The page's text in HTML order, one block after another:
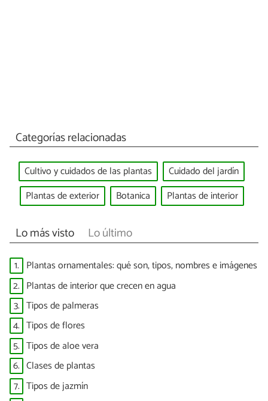
Categorías relacionadas
Cultivo y cuidados de las plantas
Cuidado del jardín
Plantas de exterior
Botanica Plantas de interior
Lo más visto Lo último
1. Plantas ornamentales: qué son, tipos, nombres e imágenes
2. Plantas de interior que crecen en agua
3. Tipos de palmeras
4. Tipos de flores
5. Tipos de aloe vera
6. Clases de plantas
7. Tipos de jazmín